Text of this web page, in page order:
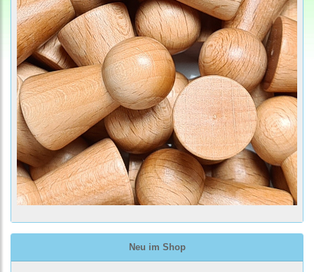
Neu im Shop